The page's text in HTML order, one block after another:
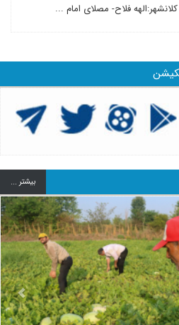
فلاح- مصلای امام ...
بيشتر ...